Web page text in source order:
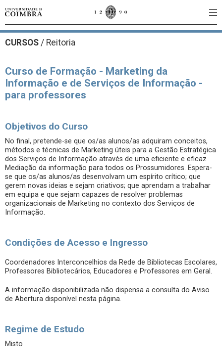
CURSOS / Reitoria
Curso de Formação - Marketing da
Informação e de Serviços de Informação -
para professores
Objetivos do Curso
No final, pretende-se que os/as alunos/as adquiram conceitos,
métodos e técnicas de Marketing úteis para a Gestão Estratégica
dos Serviços de Informação através de uma eficiente e eficaz
Mediação da informação para todos os Prossumidores. Espera-
se que os/as alunos/as desenvolvam um espírito crítico; que
gerem novas ideias e sejam criativos; que aprendam a trabalhar
em equipa e que sejam capazes de resolver problemas
organizacionais de Marketing no contexto dos Serviços de
Informação.
Condições de Acesso e Ingresso
Coordenadores Interconcelhios da Rede de Bibliotecas Escolares,
Professores Bibliotecários, Educadores e Professores em Geral.
A informação disponibilizada não dispensa a consulta do Aviso
de Abertura disponível nesta página.
Regime de Estudo
Misto